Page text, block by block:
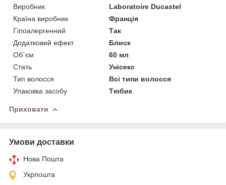
Виробник
Laboratoire Ducastel
Країна виробник
Франція
Гіпоалергенний
Так
Додатковий ефект
Блиск
Об`єм
60 мл
Стать
Унісекс
Тип волосся
Всі типи волосся
Упаковка засобу
Тюбик
Приховати
Умови доставки
Нова Пошта
Укрпошта